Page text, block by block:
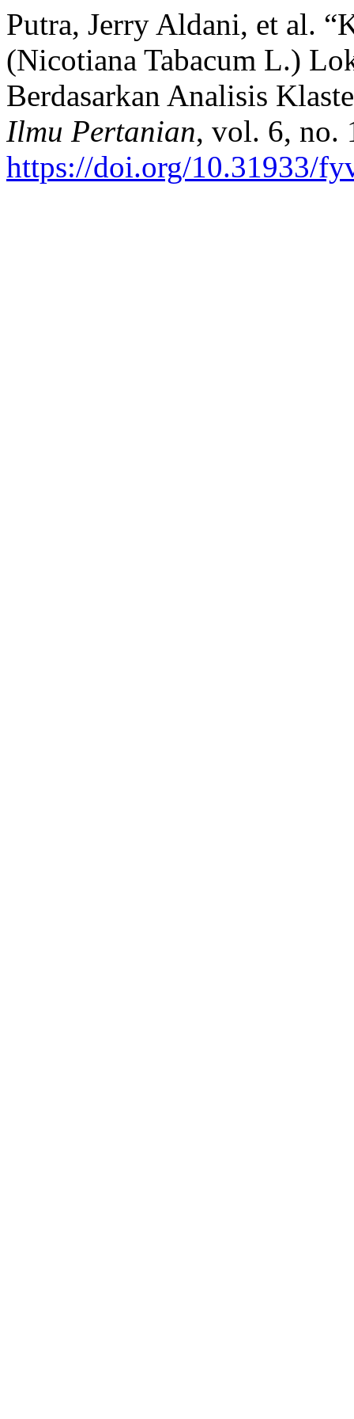
Putra, Jerry Aldani, et al.
(Nicotiana Tabacum L.)
Berdasarkan Analisis
Ilmu Pertanian, vol. 6, no.
https://doi.org/10.31933/